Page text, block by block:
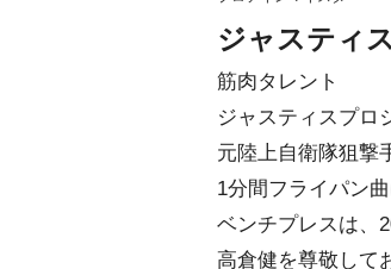
ジャスティ
筋肉タレント
ジャスティスプロ
元陸上自衛隊狙撃
1分間フライパン
ベンチプレスは、
高倉健を尊敬して